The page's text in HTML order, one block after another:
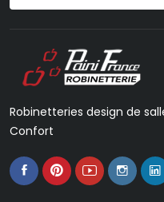
Robinetteries design de
Confort